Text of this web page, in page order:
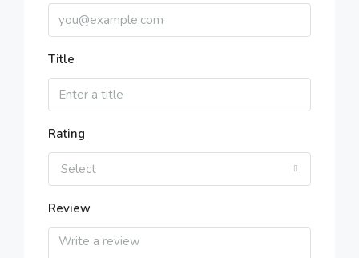
Title
Rating
Select
Review